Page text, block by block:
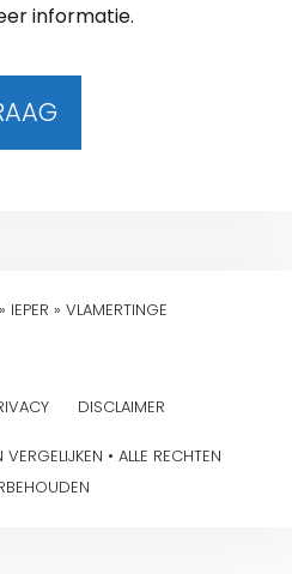
informatie.
» IEPER » VLAMERTINGE
DISCLAIMER
• ALLE RECHTEN